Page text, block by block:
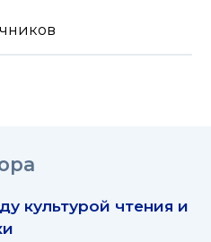
культурой чтения и